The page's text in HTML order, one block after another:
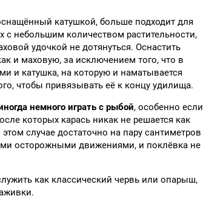
катушкой, больше подходит для
небольшим количеством растительности,
удочкой не дотянуться. Оснастить
и маховую, за исключением того, что в
и катушка, на которую и наматывается
чтобы привязывать её к концу удилища.
немного играть с рыбой, особенно если
которых карась никак не решается как
случае достаточно на пару сантиметров
осторожными движениями, и поклёвка не
как классический червь или опарыш,